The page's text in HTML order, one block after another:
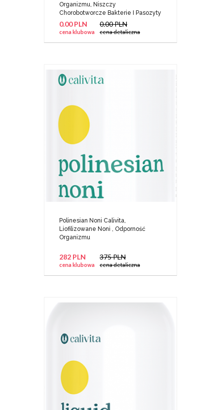
Organizmu, Niszczy
Chorobotworcze Bakterie I Pasozyty
0.00 PLN
cena klubowa
0.00 PLN
cena detaliczna
Polinesian Noni Calivita,
Liofilizowane Noni , Odporność
Organizmu
282 PLN
cena klubowa
375 PLN
cena detaliczna